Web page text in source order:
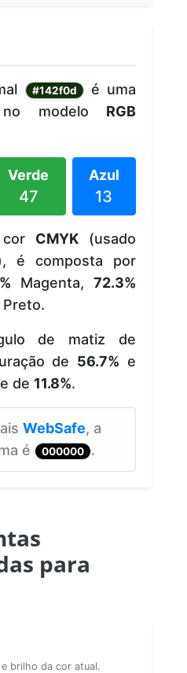
#142f0d
é uma
no modelo RGB
Verde
47
Azul
13
CMYK(usado
é composta por
Magenta, 72.3%
Preto.
de matiz de
de 56.7% e
de 11.8%.
WebSafe, a
é
000000 .
para
brilho da cor atual.